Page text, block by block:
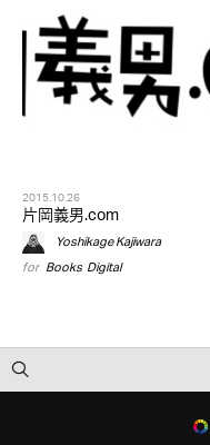
2015.10.26
片岡義男.com
Yoshikage Kajiwara
for Books,Digital